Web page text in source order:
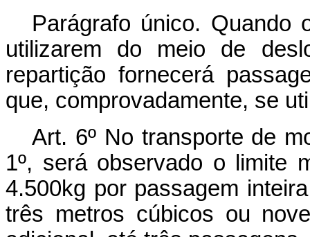
Parágrafo único. Quando
utilizarem do meio de
repartição fornecerá
que, comprovadamente, se
Art. 6º No transporte de
1º, será observado o limite
4.500kg por passagem
três metros cúbicos ou